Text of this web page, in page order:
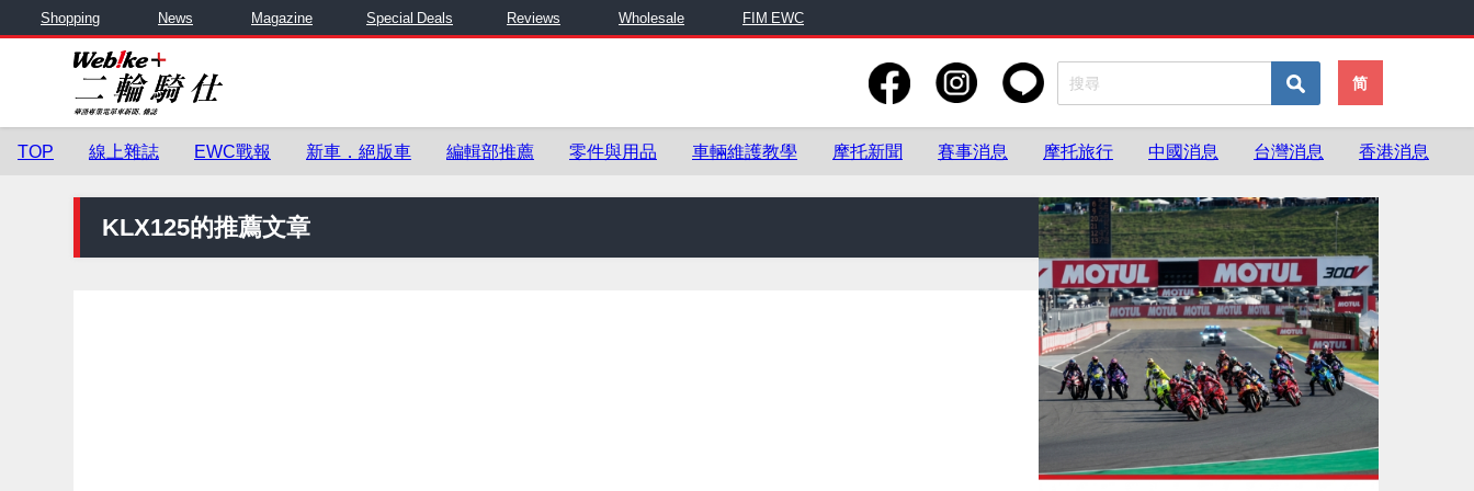
Shopping News Magazine Special Deals Reviews Wholesale FIM EWC
简
TOP 線上雜誌 EWC戰報 新車．絕版車 編輯部推薦 零件與用品 車輛維護教學 摩托新聞 賽事消息 摩托旅行 中國消息 台灣消息 香港消息
KLX125的推薦文章
新車．絕版車